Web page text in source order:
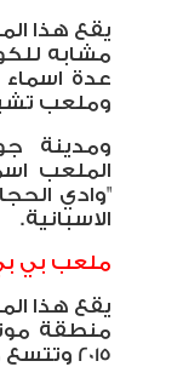
يقع هذا
مشابه
عدة
وملعب
ومدينة
الملعب
"وادي
الاسبانية.
ملعب بي
يقع هذا
منطقة
2015 وتتسع مدرجاته لحوالي 53 الف متفرج.